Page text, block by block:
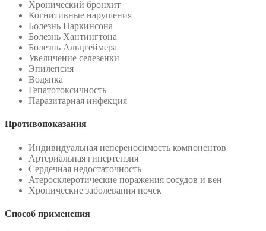
Хронический бронхит
Когнитивные нарушения
Болезнь Паркинсона
Болезнь Хантингтона
Болезнь Альцгеймера
Увеличение селезенки
Эпилепсия
Водянка
Гепатотоксичность
Паразитарная инфекция
Противопоказания
Индивидуальная непереносимость компонентов
Артериальная гипертензия
Сердечная недостаточность
Атеросклеротические поражения сосудов и вен
Хронические заболевания почек
Способ применения